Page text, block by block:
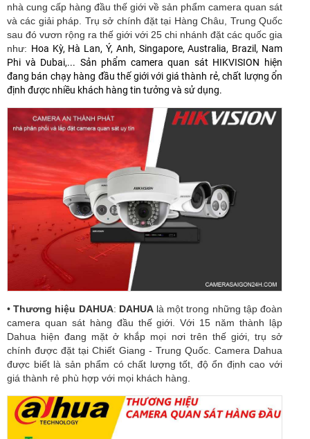
nhà cung cấp hàng đầu thế giới về sản phẩm camera quan sát
và các giải pháp. Trụ sở chính đặt tại Hàng Châu, Trung Quốc
sau đó vươn rộng ra thế giới với 25 chi nhánh đặt các quốc gia
như: Hoa Kỳ, Hà Lan, Ý, Anh, Singapore, Australia, Brazil, Nam
Phi và Dubai,... Sản phẩm camera quan sát HIKVISION hiện
đang bán chạy hàng đầu thế giới với giá thành rẻ, chất lượng ổn
định được nhiều khách hàng tin tưởng và sử dụng.
•Thương hiệu DAHUA: DAHUAlà một trong những tập đoàn
camera quan sát hàng đầu thế giới. Với 15 năm thành lập
Dahua hiện đang mặt ở khắp mọi nơi trên thế giới, trụ sở
chính được đặt tại Chiết Giang - Trung Quốc. Camera Dahua
được biết là sản phẩm có chất lượng tốt, độ ổn định cao với
giá thành rẻ phù hợp với mọi khách hàng.